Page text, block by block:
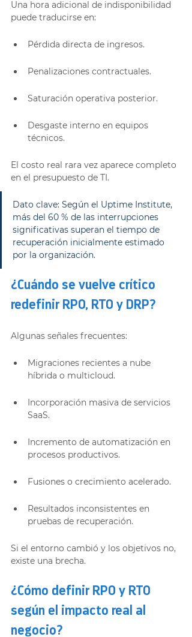
Una hora adicional de indisponibilidad
puede traducirse en:
Pérdida directa de ingresos.
Penalizaciones contractuales.
Saturación operativa posterior.
Desgaste interno en equipos
técnicos.
El costo real rara vez aparece completo
en el presupuesto de TI.
Dato clave: Según el Uptime Institute,
más del 60 % de las interrupciones
significativas superan el tiempo de
recuperación inicialmente estimado
por la organización.
¿Cuándo se vuelve crítico
redefinir RPO, RTO y DRP?
Algunas señales frecuentes:
Migraciones recientes a nube
híbrida o multicloud.
Incorporación masiva de servicios
SaaS.
Incremento de automatización en
procesos productivos.
Fusiones o crecimiento acelerado.
Resultados inconsistentes en
pruebas de recuperación.
Si el entorno cambió y los objetivos no,
existe una brecha.
¿Cómo definir RPO y RTO
según el impacto real al
negocio?